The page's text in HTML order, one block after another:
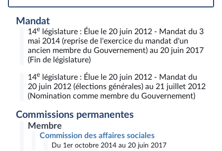
Mandat
14e législature : Élue le 20 juin 2012 - Mandat du 3
mai 2014 (reprise de l'exercice du mandat d'un
ancien membre du Gouvernement) au 20 juin 2017
(Fin de législature)
14e législature : Élue le 20 juin 2012 - Mandat du
20 juin 2012 (élections générales) au 21 juillet 2012
(Nomination comme membre du Gouvernement)
Commissions permanentes
Membre
Commission des affaires sociales
Du 1er octobre 2014 au 20 juin 2017